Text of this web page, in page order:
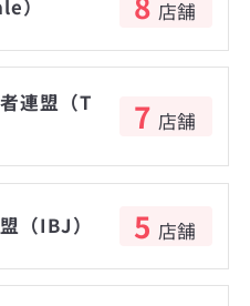
） 店舗
連盟（T
7 店舗
（IBJ） 5 店舗